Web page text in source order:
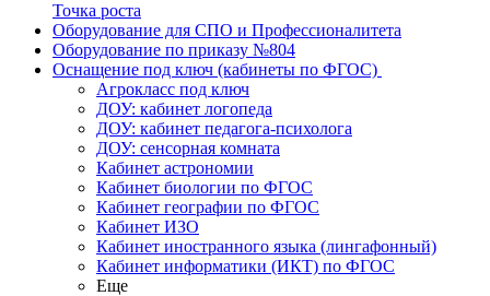
Точка роста
Оборудование для СПО и Профессионалитета
Оборудование по приказу №804
Оснащение под ключ (кабинеты по ФГОС)
Агрокласс под ключ
ДОУ: кабинет логопеда
ДОУ: кабинет педагога-психолога
ДОУ: сенсорная комната
Кабинет астрономии
Кабинет биологии по ФГОС
Кабинет географии по ФГОС
Кабинет ИЗО
Кабинет иностранного языка (лингафонный)
Кабинет информатики (ИКТ) по ФГОС
Еще